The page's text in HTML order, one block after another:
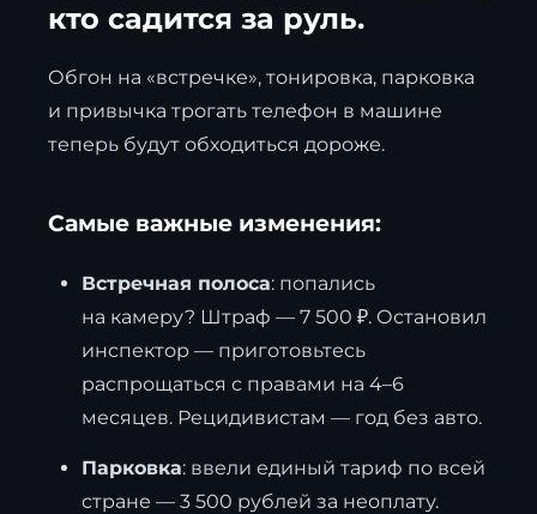
кто садится за руль.
Обгон на «встречке», тонировка, парковка
и привычка трогать телефон в машине
теперь будут обходиться дороже.
Самые важные изменения:
Встречная полоса: попались
на камеру? Штраф — 7 500 ₽. Остановил
инспектор — приготовьтесь
распрощаться с правами на 4–6
месяцев. Рецидивистам — год без авто.
Парковка: ввели единый тариф по всей
стране — 3 500 рублей за неоплату.